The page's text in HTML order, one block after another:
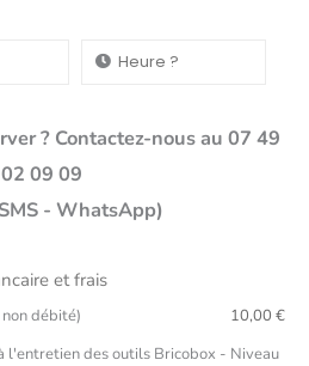
? Contactez-nous au 07 49
02 09 09
- WhatsApp)
et frais
débité) 10,00 €
l'entretien des outils Bricobox - Niveau